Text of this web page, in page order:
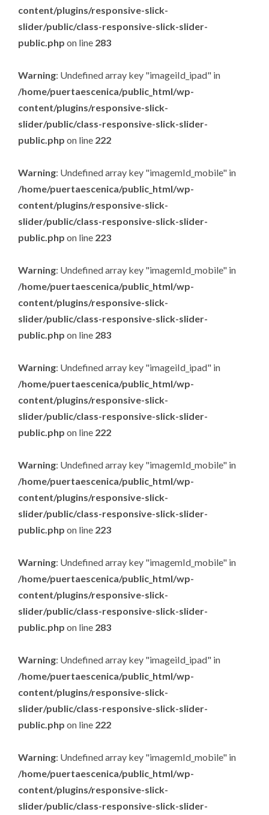
content/plugins/responsive-slick-
slider/public/class-responsive-slick-slider-
public.php on line 283
Warning: Undefined array key "imageiId_ipad" in
/home/puertaescenica/public_html/wp-
content/plugins/responsive-slick-
slider/public/class-responsive-slick-slider-
public.php on line 222
Warning: Undefined array key "imagemId_mobile" in
/home/puertaescenica/public_html/wp-
content/plugins/responsive-slick-
slider/public/class-responsive-slick-slider-
public.php on line 223
Warning: Undefined array key "imagemId_mobile" in
/home/puertaescenica/public_html/wp-
content/plugins/responsive-slick-
slider/public/class-responsive-slick-slider-
public.php on line 283
Warning: Undefined array key "imageiId_ipad" in
/home/puertaescenica/public_html/wp-
content/plugins/responsive-slick-
slider/public/class-responsive-slick-slider-
public.php on line 222
Warning: Undefined array key "imagemId_mobile" in
/home/puertaescenica/public_html/wp-
content/plugins/responsive-slick-
slider/public/class-responsive-slick-slider-
public.php on line 223
Warning: Undefined array key "imagemId_mobile" in
/home/puertaescenica/public_html/wp-
content/plugins/responsive-slick-
slider/public/class-responsive-slick-slider-
public.php on line 283
Warning: Undefined array key "imageiId_ipad" in
/home/puertaescenica/public_html/wp-
content/plugins/responsive-slick-
slider/public/class-responsive-slick-slider-
public.php on line 222
Warning: Undefined array key "imagemId_mobile" in
/home/puertaescenica/public_html/wp-
content/plugins/responsive-slick-
slider/public/class-responsive-slick-slider-